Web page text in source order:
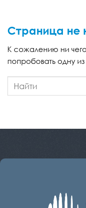
Страница не
К сожалению ни
попробовать одну